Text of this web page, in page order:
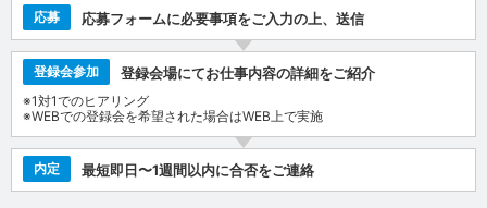
応募 応募フォームに必要事項をご入力の上、送信
登録会参加 登録会場にてお仕事内容の詳細をご紹介
※1対1でのヒアリング
※WEBでの登録会を希望された場合はWEB上で実施
内定 最短即日〜1週間以内に合否をご連絡